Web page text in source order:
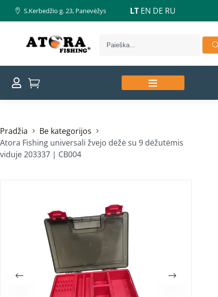
S.Kerbedžio g. 23, Panevėžys LT EN DE RU
Pradžia
Be kategorijos
Atora Fishing universali žvejo dėžė su 9 dėžutėmis
viduje 203337 | CB004